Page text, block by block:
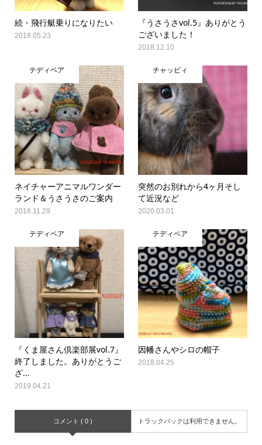
続・飛行艇乗りになりたい
2018.05.23
『うさうさvol.5』ありがとう
ございました！
2018.12.10
テディベア
ネイチャーアニマルワンダー
ランド＆うさうさのご案内
2018.11.29
チャッピィ
突然のお別れから4ヶ月そし
て近況など
2020.03.01
テディベア
『くま屋さん倶楽部展vol.7』
終了しました。ありがとうご
ざ...
2019.04.21
テディベア
因幡さんやシロの帽子
2018.04.25
コメント ( 0 ) トラックバックは利用できません。